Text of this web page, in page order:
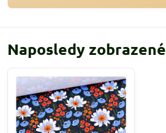
Naposledy zobrazené